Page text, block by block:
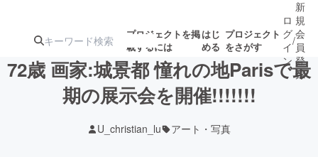
プロジェクトを掲
載するには
はじ
める
プロジェクト
をさがす
ジェクト
募集終了が近いプ
ロジェクト
ロ
グ
イ
ン
/
新
規
会
員
登
録
72歳 画家:城景都 憧れの地Parisで最
期の展示会を開催!!!!!!!
U_christian_lu アート・写真